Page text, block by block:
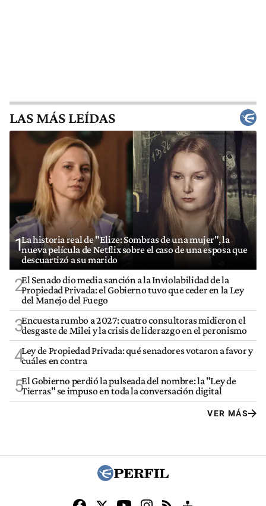
LAS MÁS LEÍDAS
1La historia real de "Elize: Sombras de una mujer", la
nueva película de Netflix sobre el caso de una esposa que
descuartizó a su marido
2El Senado dio media sanción a la Inviolabilidad de la
Propiedad Privada: el Gobierno tuvo que ceder en la Ley
del Manejo del Fuego
3Encuesta rumbo a 2027: cuatro consultoras midieron el
desgaste de Milei y la crisis de liderazgo en el peronismo
4Ley de Propiedad Privada: qué senadores votaron a favor y
cuáles en contra
5El Gobierno perdió la pulseada del nombre: la "Ley de
Tierras" se impuso en toda la conversación digital
VER MÁS